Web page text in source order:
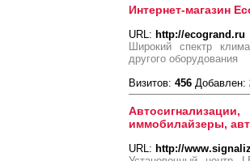
Интернет-магазин
URL: http://ecogrand.ru
Широкий спектр
другого оборудования
Визитов: 456 Добавлен:
иммобилайзеры,
URL: http://